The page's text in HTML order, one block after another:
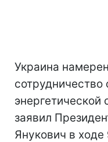
Украина
сотрудничество
энергетической
заявил
Янукович в